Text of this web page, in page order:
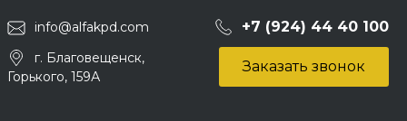
info@alfakpd.com +7 (924) 44 40 100
г. Благовещенск,
Горького, 159А
Заказать звонок